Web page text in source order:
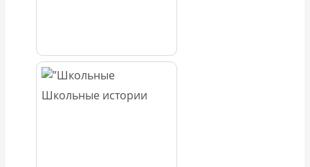
Школьные истории